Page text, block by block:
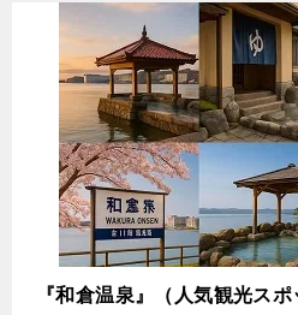
『和倉温泉』（人気観光ス